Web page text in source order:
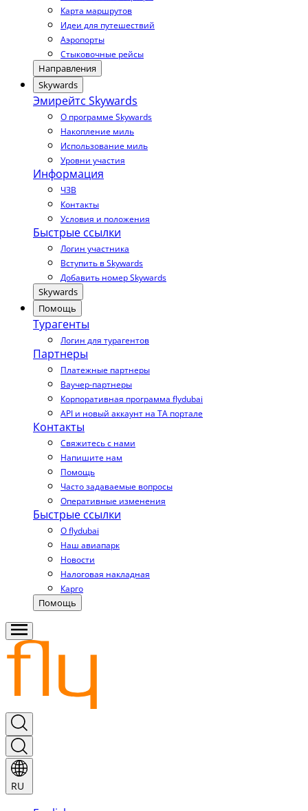
Карта маршрутов
Идеи для путешествий
Аэропорты
Стыковочные рейсы
Направления
Skywards
Эмирейтс Skywards
О программе Skywards
Накопление миль
Использование миль
Уровни участия
Информация
ЧЗВ
Контакты
Условия и положения
Быстрые ссылки
Логин участника
Вступить в Skywards
Добавить номер Skywards
Skywards
Помощь
Турагенты
Логин для турагентов
Партнеры
Платежные партнеры
Ваучер-партнеры
Корпоративная программа flydubai
API и новый аккаунт на TA портале
Контакты
Свяжитесь с нами
Напишите нам
Помощь
Часто задаваемые вопросы
Оперативные изменения
Быстрые ссылки
О flydubai
Наш авиапарк
Новости
Налоговая накладная
Карго
Помощь
RU